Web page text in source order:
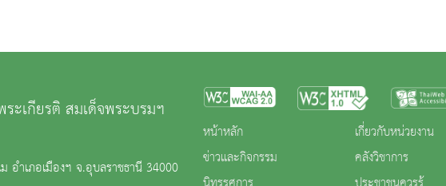
ะเกียรติ สมเด็จพระบรมฯ
อำเภอเมืองฯ จ.อุบลราชธานี 34000
หน้าหลัก
ข่าวและกิจกรรม
เกี่ยวกับหน่วยงาน
คลังวิชาการ